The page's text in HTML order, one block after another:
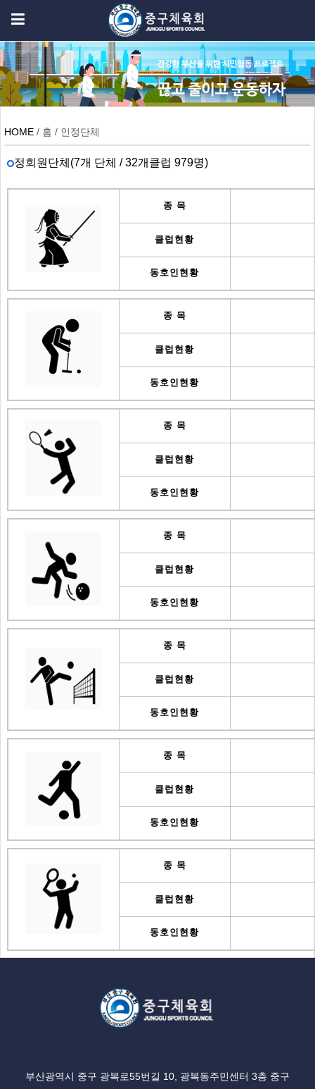
HOME / 홈 / 인정단체
정회원단체(7개 단체 / 32개클럽 979명)
종 목
클럽현황
동호인현황
종 목
클럽현황
동호인현황
종 목
클럽현황
동호인현황
종 목
클럽현황
동호인현황
종 목
클럽현황
동호인현황
종 목
클럽현황
동호인현황
종 목
클럽현황
동호인현황
부산광역시 중구 광복로55번길 10, 광복동주민센터 3층 중구